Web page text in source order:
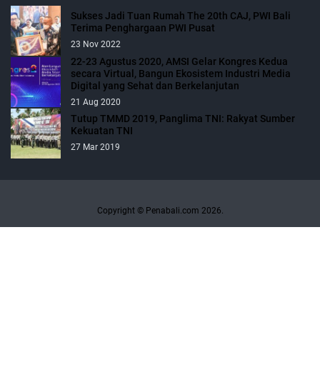
Sukses Jadi Tuan Rumah The 20th CAJ, PWI Bali
Terima Penghargaan PWI Pusat
23 Nov 2022
22-23 Agustus 2020, AMSI Gelar Kongres Kedua
secara Virtual, Bangun Ekosistem Industri Media
Digital yang Sehat dan Berkelanjutan
21 Aug 2020
Tutup TMMD 2019, Panglima TNI: Rakyat Sumber
Kekuatan TNI
27 Mar 2019
Copyright © Penabali.com 2026.